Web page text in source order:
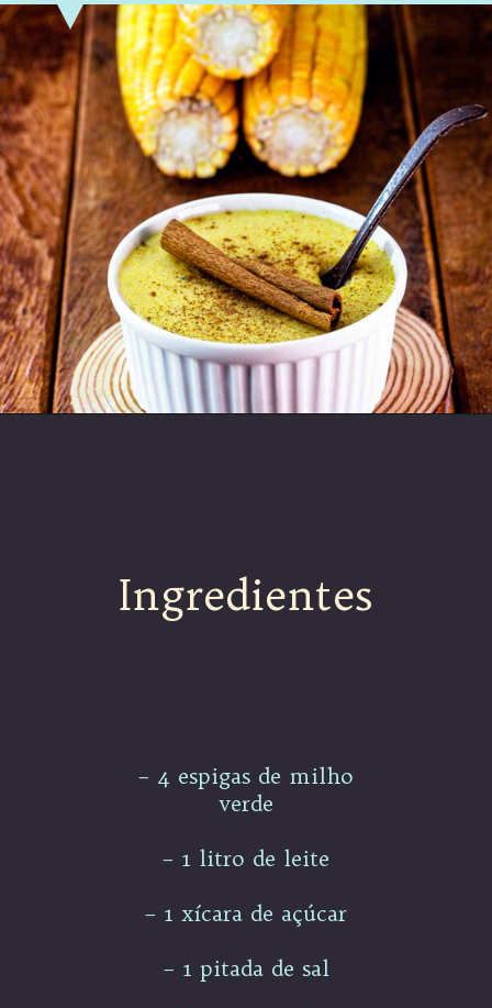
Ingredientes
– 4 espigas de milho
verde
– 1 litro de leite
– 1 xícara de açúcar
– 1 pitada de sal